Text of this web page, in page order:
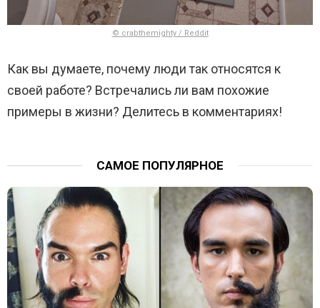
© crabthemighty / Reddit
Как вы думаете, почему люди так относятся к
своей работе? Встречались ли вам похожие
примеры в жизни? Делитесь в комментариях!
САМОЕ ПОПУЛЯРНОЕ